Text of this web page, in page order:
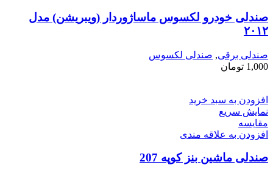
صندلی خودرو لکسوس ماساژوردار (ویبریشن) مدل
۲۰۱۲
صندلی برقی, صندلی لکسوس
1,000 تومان
افزودن به سبد خرید
نمایش سریع
مقايسه
افزودن به علاقه مندی
صندلی ماشین بنز کوپه 207